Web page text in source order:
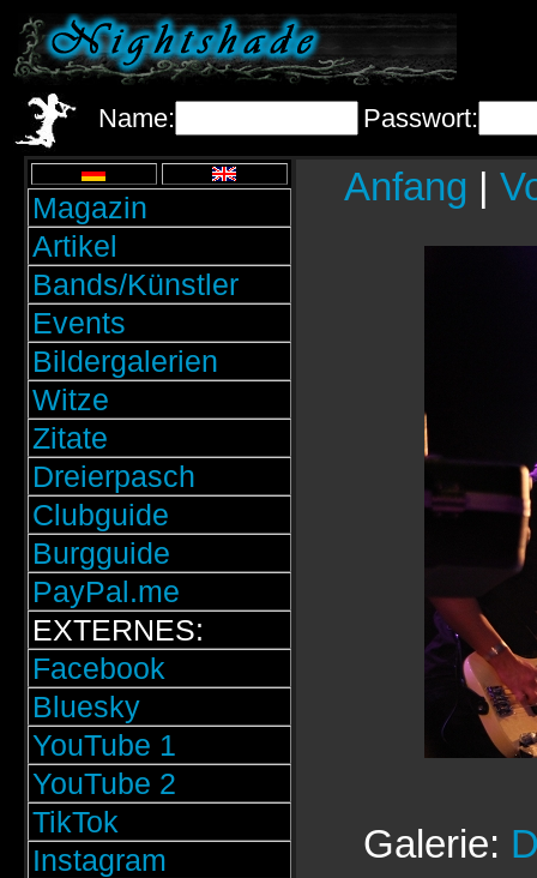
Name: Passwort:
Magazin
Artikel
Bands/Künstler
Events
Bildergalerien
Witze
Zitate
Dreierpasch
Clubguide
Burgguide
PayPal.me
EXTERNES:
Facebook
Bluesky
YouTube 1
YouTube 2
TikTok
Instagram
Anfang |
Galerie: